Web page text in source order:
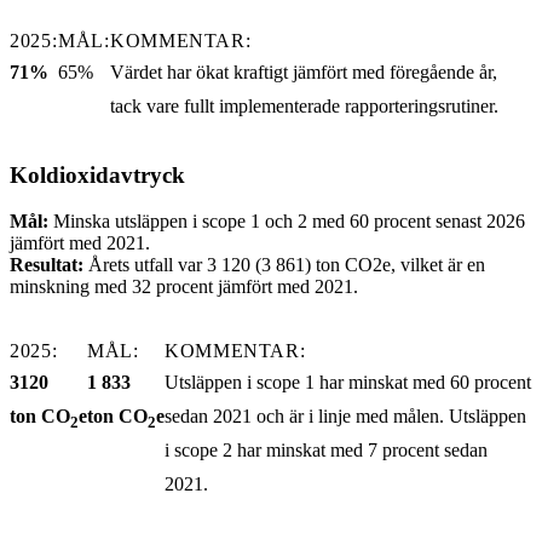
2025:MÅL:KOMMENTAR:
71% 65%
Värdet har ökat kraftigt jämfört med föregående år,
tack vare fullt implementerade rapporteringsrutiner.
Koldioxidavtryck
Mål: Minska utsläppen i scope 1 och 2 med 60 procent senast 2026
jämfört med 2021.
Resultat: Årets utfall var 3 120 (3 861) ton CO2e, vilket är en
minskning med 32 procent jämfört med 2021.
2025: MÅL:
KOMMENTAR:
3120
ton CO2e
1 833
ton CO2e
Utsläppen i scope 1 har minskat med 60 procent
sedan 2021 och är i linje med målen. Utsläppen
i scope 2 har minskat med 7 procent sedan
2021.